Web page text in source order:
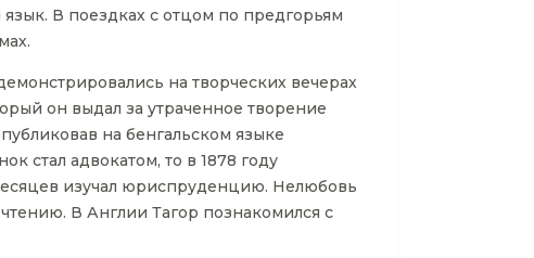
В поездках с отцом по предгорьям
на творческих вечерах
он выдал за утраченное творение
на бенгальском языке
стал адвокатом, то в 1878 году
изучал юриспруденцию. Нелюбовь
В Англии Тагор познакомился с